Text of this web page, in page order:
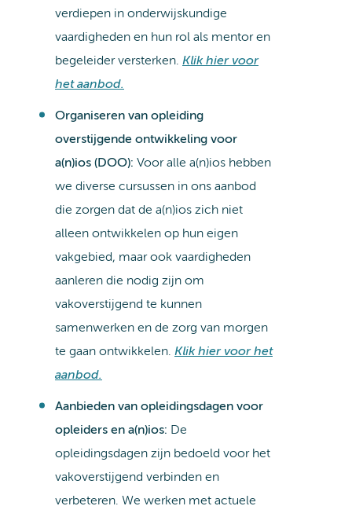
verdiepen in onderwijskundige
vaardigheden en hun rol als mentor en
begeleider versterken. Klik hier voor
het aanbod.
Organiseren van opleiding
overstijgende ontwikkeling voor
a(n)ios (DOO): Voor alle a(n)ios hebben
we diverse cursussen in ons aanbod
die zorgen dat de a(n)ios zich niet
alleen ontwikkelen op hun eigen
vakgebied, maar ook vaardigheden
aanleren die nodig zijn om
vakoverstijgend te kunnen
samenwerken en de zorg van morgen
te gaan ontwikkelen. Klik hier voor het
aanbod.
Aanbieden van opleidingsdagen voor
opleiders en a(n)ios: De
opleidingsdagen zijn bedoeld voor het
vakoverstijgend verbinden en
verbeteren. We werken met actuele